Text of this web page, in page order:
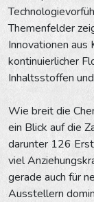
Themenfelder
Innovationen aus
kontinuierlicher
Inhaltsstoffen
Wie breit die
ein Blick auf die
darunter 126
viel
gerade auch für
Ausstellern